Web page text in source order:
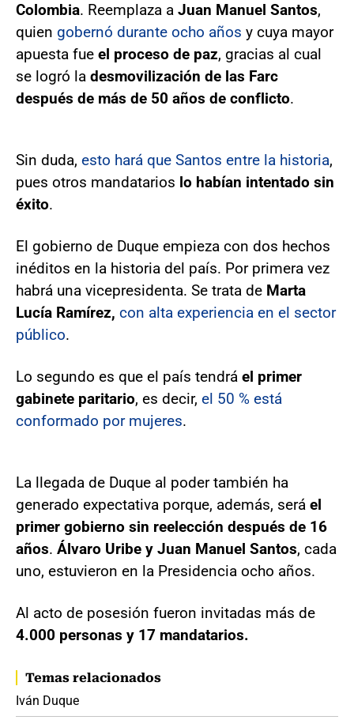
Colombia. Reemplaza a Juan Manuel Santos,
quien gobernó durante ocho años y cuya mayor
apuesta fue el proceso de paz, gracias al cual
se logró la desmovilización de las Farc
después de más de 50 años de conflicto.
Sin duda, esto hará que Santos entre la historia,
pues otros mandatarios lo habían intentado sin
éxito.
El gobierno de Duque empieza con dos hechos
inéditos en la historia del país. Por primera vez
habrá una vicepresidenta. Se trata de Marta
Lucía Ramírez, con alta experiencia en el sector
público.
Lo segundo es que el país tendrá el primer
gabinete paritario, es decir, el 50 % está
conformado por mujeres.
La llegada de Duque al poder también ha
generado expectativa porque, además, será el
primer gobierno sin reelección después de 16
años. Álvaro Uribe y Juan Manuel Santos, cada
uno, estuvieron en la Presidencia ocho años.
Al acto de posesión fueron invitadas más de
4.000 personas y 17 mandatarios.
Temas relacionados
Iván Duque